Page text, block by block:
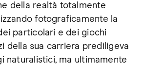
della realtà totalmente
fotograficamente la
particolari e dei giochi
della sua carriera prediligeva
naturalistici, ma ultimamente